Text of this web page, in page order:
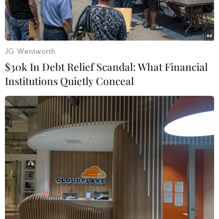
(Ảnh chỉ có tính minh họa: Lê Hữu Quyết/TTXVN)
Từ ngày 20-22/12, Tòa án nhân dân thành phố
Hà Nội đã mở phiên tòa xét xử sơ thẩm 18 bị cáo
JG Wentworth
$30k In Debt Relief Scandal: What Financial
Institutions Quietly Conceal